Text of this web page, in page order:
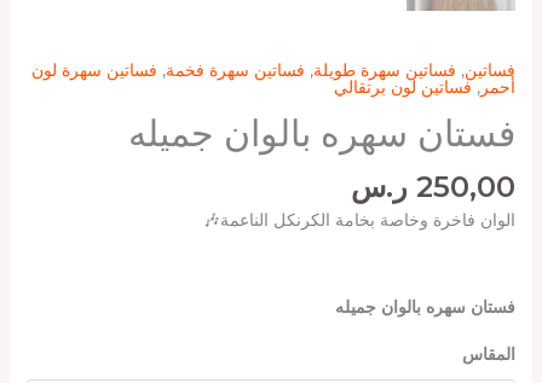
فساتين, فساتين سهرة طويلة, فساتين سهرة فخمة, فساتين سهرة لون
أحمر ,فساتين لون برتقالي
فستان سهره بالوان جميله
250,00 ر.س
الوان فاخرة وخاصة بخامة الكرنكل الناعمة🎶
فستان سهره بالوان جميله
المقاس